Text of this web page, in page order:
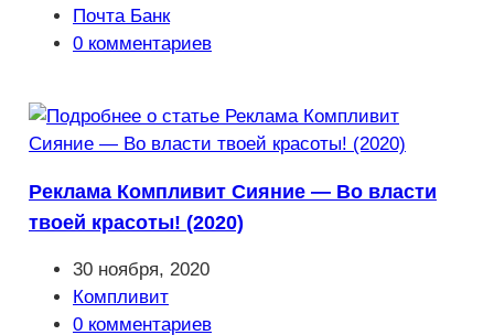
опубликована:
Рубрика
записи:
Почта Банк
Комментарии
0 комментариев
Реклама Компливит Сияние — Во власти
твоей красоты! (2020)
Запись
опубликована:
30 ноября, 2020
Рубрика
записи:
Компливит
Комментарии
0 комментариев